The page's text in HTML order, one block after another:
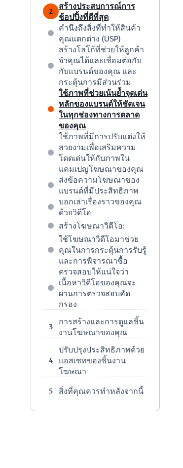
2
สร้างประสบการณ์การ
ช้อปปิ้งที่ดีที่สุด
คำนึงถึงสิ่งที่ทำให้สินค้า
คุณแตกต่าง (USP)
สร้างโลโก้ที่ช่วยให้ลูกค้า
จำคุณได้และเชื่อมต่อกับ
กับแบรนด์ของคุณ และ
กระตุ้นการมีส่วนร่วม
ใช้ภาพที่ช่วยเน้นย้ำจุดเด่น
หลักของแบรนด์ให้ชัดเจน
ในทุกช่องทางการตลาด
ของคุณ
ใช้ภาพที่มีการปรับแต่งให้
สวยงามเพื่อเสริมความ
โดดเด่นให้กับภาพใน
แคมเปญโฆษณาของคุณ
ส่งข้อความโฆษณาของ
แบรนด์ที่มีประสิทธิภาพ
บอกเล่าเรื่องราวของคุณ
ด้วยวิดีโอ
สร้างโฆษณาวิดีโอ:
ใช้โฆษณาวิดีโอมาช่วย
คุณในการกระตุ้นการรับรู้
และการพิจารณาซื้อ
ตรวจสอบให้แน่ใจว่า
เนื้อหาวิดีโอของคุณจะ
ผ่านการตรวจสอบคัด
กรอง
3
การสร้างและการดูแลชิ้น
งานโฆษณาของคุณ
4
ปรับปรุงประสิทธิภาพด้วย
แอสเซทของชิ้นงาน
โฆษณา
5 สิ่งที่คุณควรทำหลังจากนี้